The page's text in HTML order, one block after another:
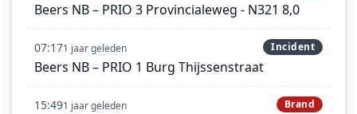
Beers NB – PRIO 3 Provincialeweg - N321 8,0
07:171 jaar geleden Incident
Beers NB – PRIO 1 Burg Thijssenstraat
15:491 jaar geleden Brand